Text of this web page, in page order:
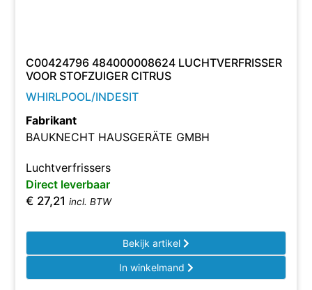
C00424796 484000008624 LUCHTVERFRISSER
VOOR STOFZUIGER CITRUS
WHIRLPOOL/INDESIT
Fabrikant
BAUKNECHT HAUSGERÄTE GMBH
Luchtverfrissers
Direct leverbaar
€ 27,21 incl. BTW
Bekijk artikel
In winkelmand